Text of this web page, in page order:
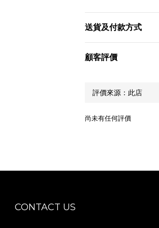
送貨及付款方式
顧客評價
尚未有任何評價
CONTACT US